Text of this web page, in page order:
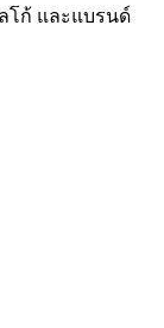
โก้ และแบรนด์